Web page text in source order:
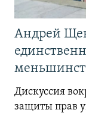
Андрей
Дискуссия
защиты прав